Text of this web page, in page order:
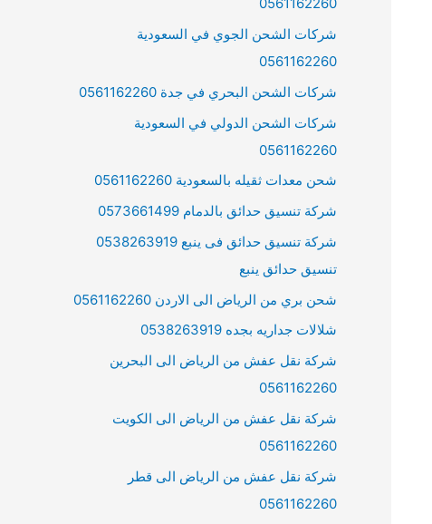
شركات الشحن الجوي في السعودية
0561162260
شركات الشحن البحري في جدة 0561162260
شركات الشحن الدولي في السعودية
0561162260
شحن معدات ثقيله بالسعودية 0561162260
شركة تنسيق حدائق بالدمام 0573661499
شركة تنسيق حدائق فى ينبع 0538263919
تنسيق حدائق ينبع
شحن بري من الرياض الى الاردن 0561162260
شلالات جداريه بجده 0538263919
شركة نقل عفش من الرياض الى البحرين
0561162260
شركة نقل عفش من الرياض الى الكويت
0561162260
شركة نقل عفش من الرياض الى قطر
0561162260